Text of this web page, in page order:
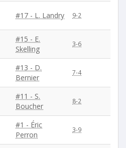
#17 - L. Landry 9-2
#15 - E.
Skelling
3-6
#13 - D.
Bernier
7-4
#11 - S.
Boucher
8-2
#1 - Éric
Perron
3-9